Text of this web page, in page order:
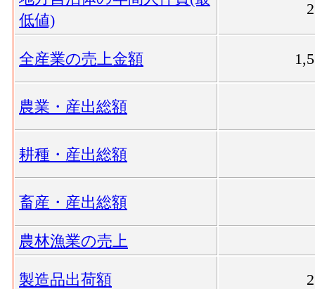
低値)
全産業の売上金額
農業・産出総額
耕種・産出総額
畜産・産出総額
農林漁業の売上
製造品出荷額